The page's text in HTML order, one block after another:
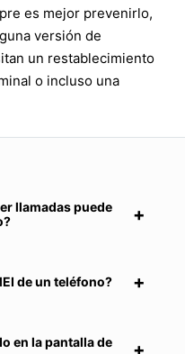
es mejor prevenirlo,
versión de
un restablecimiento
o incluso una
llamadas puede
de un teléfono?
en la pantalla de